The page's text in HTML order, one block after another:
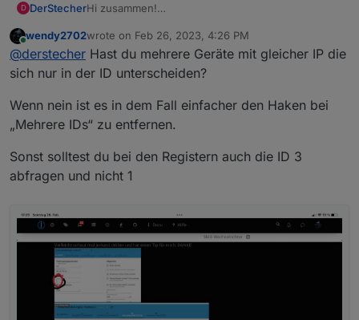
D DerStecherHi zusammen!
dem ioBroker gestartet.
Ich möchte gern meinen SMA Tripower X25 per
Modbus auslesen. Ich bekomme aber gar keine
Werte. Der Modbus Server ist aktiviert im
Homematic Script abfragen.
Tip für mich. DANKE.
Viele Grüße,
Online
wendy2702wrote on Feb 26, 2023, 4:26 PM
last edited by
@derstecher Hast du mehrere Geräte mit gleicher IP die
sich nur in der ID unterscheiden?
Wenn nein ist es in dem Fall einfacher den Haken bei
„Mehrere IDs“ zu entfernen.
Sonst solltest du bei den Registern auch die ID 3
abfragen und nicht 1